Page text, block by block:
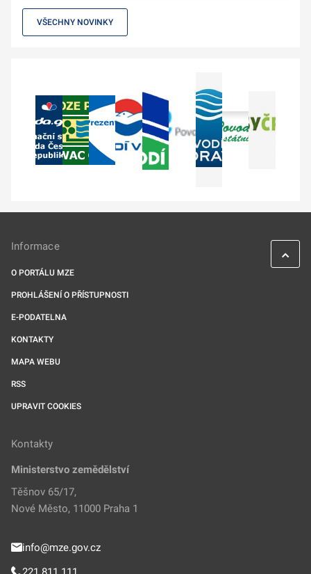
VŠECHNY NOVINKY
Informace
O PORTÁLU MZE
PROHLÁŠENÍ O PŘÍSTUPNOSTI
E-PODATELNA
KONTAKTY
MAPA WEBU
RSS
UPRAVIT COOKIES
Kontakty
Ministerstvo zemědělství
Těšnov 65/17,
Nové Město, 11000 Praha 1
info@mze.gov.cz